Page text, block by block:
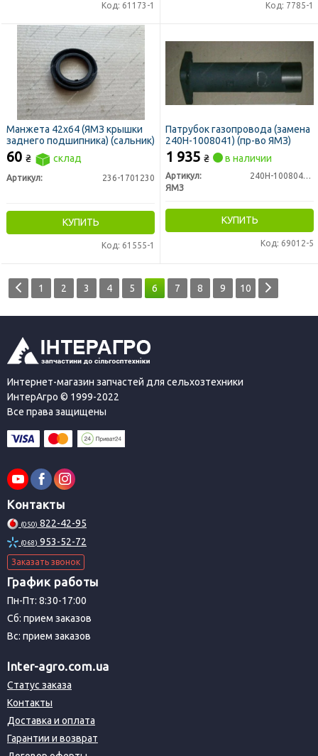
Код: 61173-1 Код: 7785-1
Манжета 42х64 (ЯМЗ крышки
заднего подшипника) (сальник)
60 ₴ склад
Артикул: 236-1701230
КУПИТЬ
Код: 61555-1
Патрубок газопровода (замена
240Н-1008041) (пр-во ЯМЗ)
1 935 ₴ в наличии
Артикул:
240Н-1008044-Б2
ЯМЗ
КУПИТЬ
Код: 69012-5
1 2 3 4 5 6 7 8 9 10
Интернет-магазин запчастей для сельхозтехники
ИнтерАгро © 1999-2022
Все права защищены
Контакты
(050) 822-42-95
(068) 953-52-72
Заказать звонок
График работы
Пн-Пт: 8:30-17:00
Сб: прием заказов
Вс: прием заказов
Inter-agro.com.ua
Статус заказа
Контакты
Доставка и оплата
Гарантии и возврат